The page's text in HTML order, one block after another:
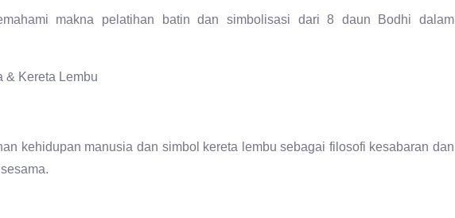
makna pelatihan batin dan simbolisasi dari 8 daun Bodhi dalam
& Kereta Lembu
kehidupan manusia dan simbol kereta lembu sebagai filosofi kesabaran dan